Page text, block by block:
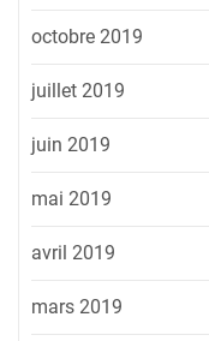
octobre 2019
juillet 2019
juin 2019
mai 2019
avril 2019
mars 2019